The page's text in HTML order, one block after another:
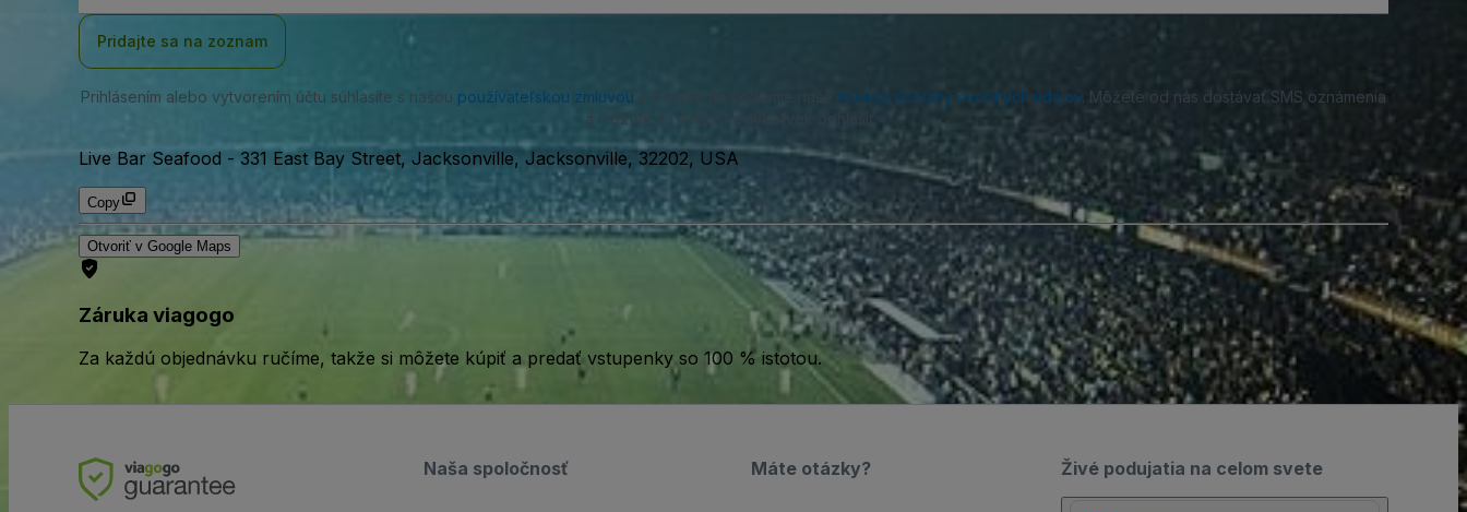
Pridajte sa na zoznam
Prihlásením alebo vytvorením účtu súhlasíte s našou používateľskou zmluvou zásady ochrany osobných údajov . Môžete od nás dostávať SMS oznámenia
Live Bar Seafood - 331 East Bay Street, Jacksonville, Jacksonville, 32202, USA
Copy
Otvoriť v Google Maps
Záruka viagogo
Za každú objednávku ručíme, takže si môžete kúpiť a predať vstupenky so 100 % istotou.
Živé podujatia na celom svete
Naša spoločnosť Máte otázky?